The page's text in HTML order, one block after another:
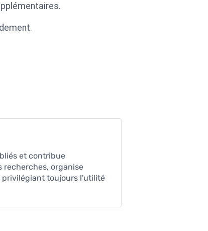
et contribue
recherches, organise
privilégiant toujours l'utilité